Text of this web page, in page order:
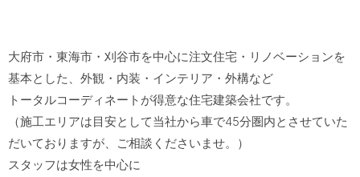
大府市・東海市・刈谷市を中心に注文住宅・リノベーションを
基本とした、外観・内装・インテリア・外構など
トータルコーディネートが得意な住宅建築会社です。
（施工エリアは目安として当社から車で45分圏内とさせていた
だいておりますが、ご相談くださいませ。）
スタッフは女性を中心に